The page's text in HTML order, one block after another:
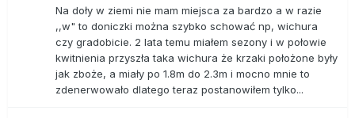
Na doły w ziemi nie mam miejsca za bardzo a w razie
,,w" to doniczki można szybko schować np, wichura
czy gradobicie. 2 lata temu miałem sezony i w połowie
kwitnienia przyszła taka wichura że krzaki położone były
jak zboże, a miały po 1.8m do 2.3m i mocno mnie to
zdenerwowało dlatego teraz postanowiłem tylko...